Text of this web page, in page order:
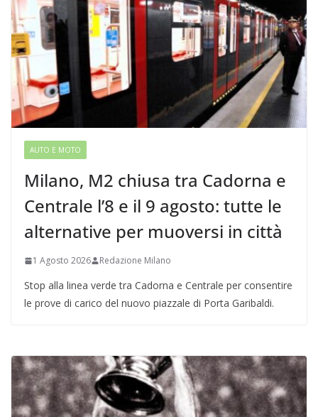
AUTO E MOTO
Milano, M2 chiusa tra Cadorna e
Centrale l’8 e il 9 agosto: tutte le
alternative per muoversi in città
1 Agosto 2026 Redazione Milano
Stop alla linea verde tra Cadorna e Centrale per consentire
le prove di carico del nuovo piazzale di Porta Garibaldi.